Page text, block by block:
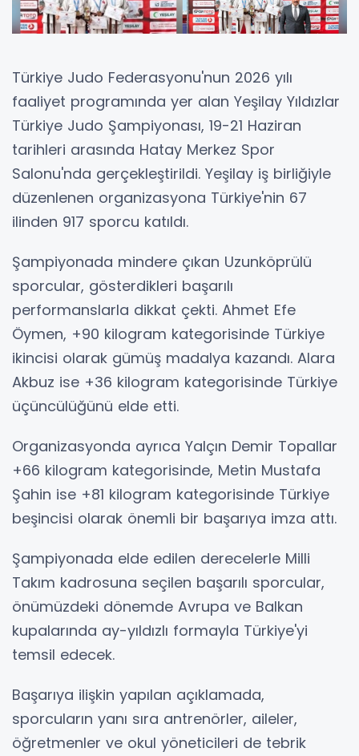
Türkiye Judo Federasyonu'nun 2026 yılı
faaliyet programında yer alan Yeşilay Yıldızlar
Türkiye Judo Şampiyonası, 19-21 Haziran
tarihleri arasında Hatay Merkez Spor
Salonu'nda gerçekleştirildi. Yeşilay iş birliğiyle
düzenlenen organizasyona Türkiye'nin 67
ilinden 917 sporcu katıldı.
Şampiyonada mindere çıkan Uzunköprülü
sporcular, gösterdikleri başarılı
performanslarla dikkat çekti. Ahmet Efe
Öymen, +90 kilogram kategorisinde Türkiye
ikincisi olarak gümüş madalya kazandı. Alara
Akbuz ise +36 kilogram kategorisinde Türkiye
üçüncülüğünü elde etti.
Organizasyonda ayrıca Yalçın Demir Topallar
+66 kilogram kategorisinde, Metin Mustafa
Şahin ise +81 kilogram kategorisinde Türkiye
beşincisi olarak önemli bir başarıya imza attı.
Şampiyonada elde edilen derecelerle Milli
Takım kadrosuna seçilen başarılı sporcular,
önümüzdeki dönemde Avrupa ve Balkan
kupalarında ay-yıldızlı formayla Türkiye'yi
temsil edecek.
Başarıya ilişkin yapılan açıklamada,
sporcuların yanı sıra antrenörler, aileler,
öğretmenler ve okul yöneticileri de tebrik